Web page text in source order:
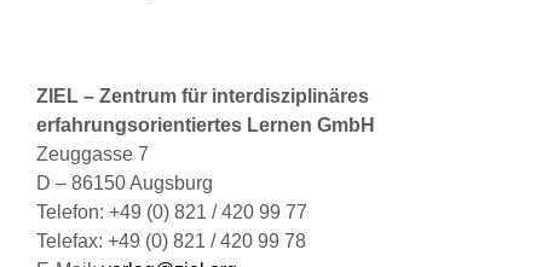
ZIEL – Zentrum für interdisziplinäres
erfahrungsorientiertes Lernen GmbH
Zeuggasse 7
D – 86150 Augsburg
Telefon: +49 (0) 821 / 420 99 77
Telefax: +49 (0) 821 / 420 99 78